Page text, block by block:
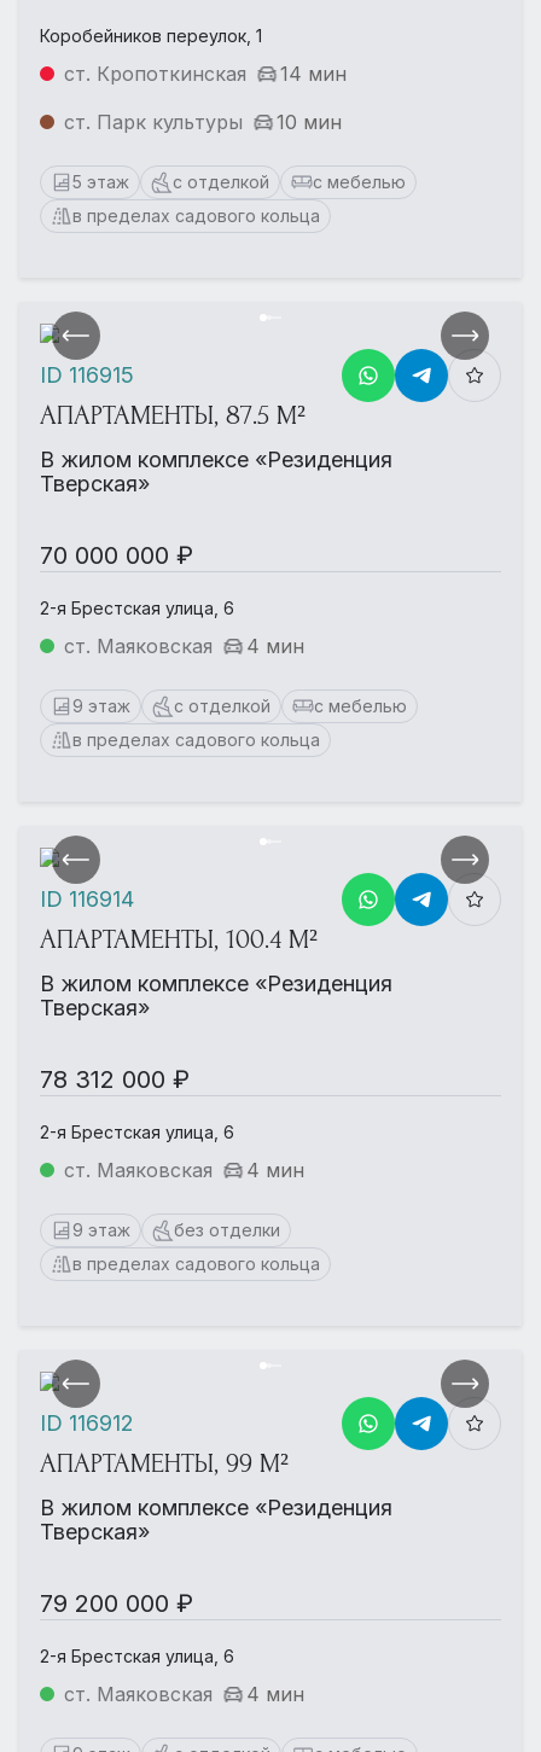
Коробейников переулок, 1
ст. Кропоткинская
14 мин
ст. Парк культуры
10 мин
5 этаж с отделкой
с мебелью
в пределах садового кольца
АПАРТАМЕНТЫ, 87.5 М²
В жилом комплексе «Резиденция
Тверская»
70 000 000 ₽
2-я Брестская улица, 6
ст. Маяковская 4 мин
9 этаж с отделкой
с мебелью
в пределах садового кольца
ID 116915
АПАРТАМЕНТЫ, 100.4 М²
В жилом комплексе «Резиденция
Тверская»
78 312 000 ₽
2-я Брестская улица, 6
ст. Маяковская 4 мин
9 этаж
без отделки
в пределах садового кольца
ID 116914
АПАРТАМЕНТЫ, 99 М²
В жилом комплексе «Резиденция
Тверская»
79 200 000 ₽
2-я Брестская улица, 6
ст. Маяковская 4 мин
ID 116912